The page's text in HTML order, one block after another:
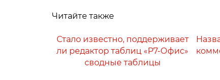
Читайте также
Стало известно, поддерживает
ли редактор таблиц «Р7-Офис»
сводные таблицы